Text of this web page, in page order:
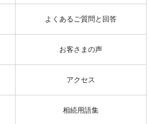
よくあるご質問と回答
お客さまの声
アクセス
相続用語集